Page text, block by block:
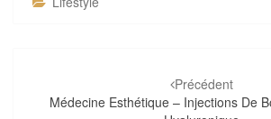
d'article
Précédent
Médecine Esthétique – Injections De